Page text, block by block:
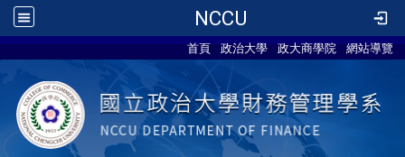
NCCU
首頁 政治大學 政大商學院 網站導覽